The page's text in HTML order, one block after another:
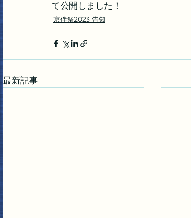
て公開しました！
京伴祭2023 告知
最新記事